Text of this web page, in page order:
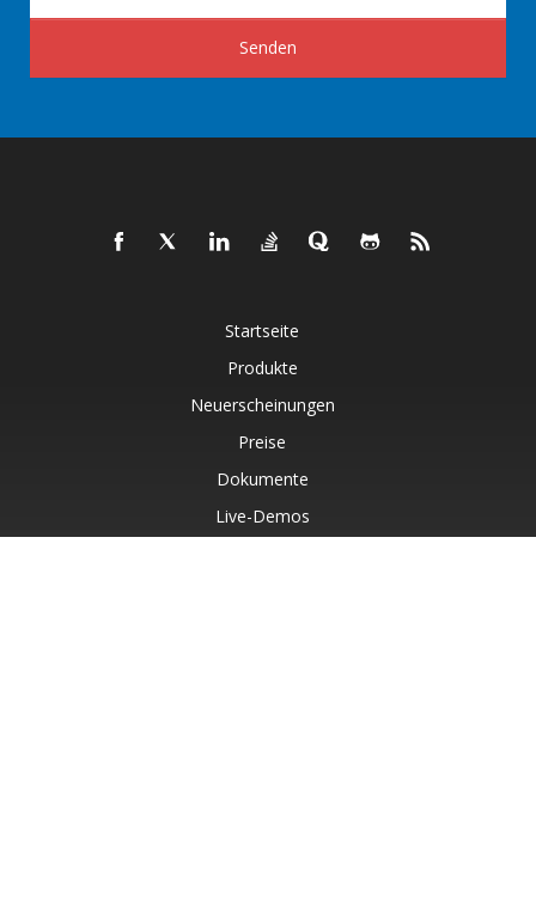
Senden
Startseite
Produkte
Neuerscheinungen
Preise
Dokumente
Live-Demos